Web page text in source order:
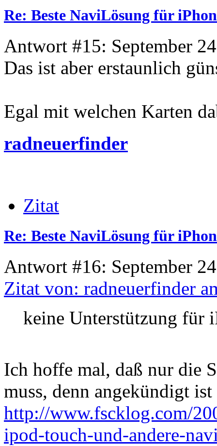
Re: Beste NaviLösung für
Antwort #15: September
Das ist aber erstaunlich
Egal mit welchen Karten
radneuerfinder
Zitat
Re: Beste NaviLösung für
Antwort #16: September
Zitat von: radneuerfinder
keine Unterstützung für
Ich hoffe mal, daß nur die
muss, denn angekündigt
http://www.fscklog.com/
ipod-touch-und-andere-